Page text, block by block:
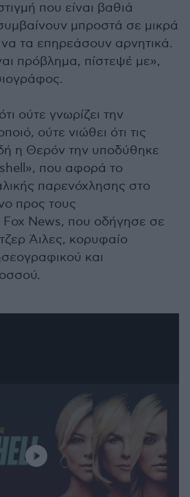
που είναι βαθιά
μπροστά σε μικρά
να τα επηρεάσουν αρνητικά.
πρόβλημα, πίστεψέ με»,
ούτε γνωρίζει την
ούτε νιώθει ότι τις
η Θερόν την υποδύθηκε
που αφορά το
παρενόχλησης στο
προς τους
Fox News, που οδήγησε σε
Άιλες, κορυφαίο
και